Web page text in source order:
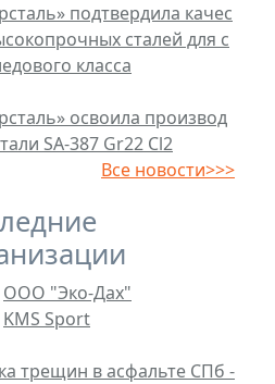
подтвердила качес
сталей для с
класса
освоила производ
SA-387 Gr22 Cl2
Все новости>>>
ООО "Эко-Дах"
KMS Sport
трещин в асфальте СПб -